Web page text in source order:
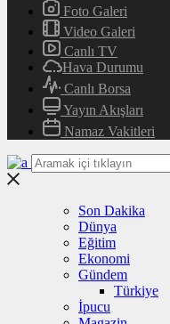
Foto Galeri
Video Galeri
Canlı TV
Hava Durumu
Canlı Borsa
Yayın Akışları
Namaz Vakitleri
Son Dakika
Dünya
Eğitim
Ekonomi
Gündem
Türkiye
İpucu